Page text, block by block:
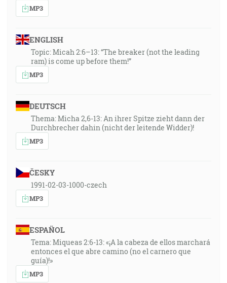
MP3
ENGLISH
Topic: Micah 2:6–13: “The breaker (not the leading
ram) is come up before them!”
MP3
DEUTSCH
Thema: Micha 2,6-13: An ihrer Spitze zieht dann der
Durchbrecher dahin (nicht der leitende Widder)!
MP3
ČESKY
1991-02-03-1000-czech
MP3
ESPAÑOL
Tema: Miqueas 2:6-13: «¡A la cabeza de ellos marchará
entonces el que abre camino (no el carnero que
guía)!»
MP3